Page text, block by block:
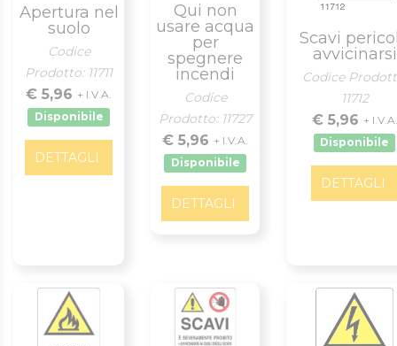
Apertura nel
suolo
Codice
Prodotto: 11711
€ 5,96 + I.V.A.
Disponibile
DETTAGLI
Qui non
usare acqua
per
spegnere
incendi
Codice
Prodotto: 11727
€ 5,96 + I.V.A.
Disponibile
DETTAGLI
Scavi
avvicinarsi
Codice
11712
€ 5,96 + I.V.A.
Disponibile
DETTAGLI